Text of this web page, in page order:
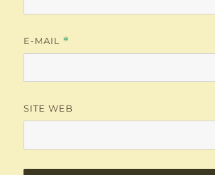
E-MAIL *
SITE WEB